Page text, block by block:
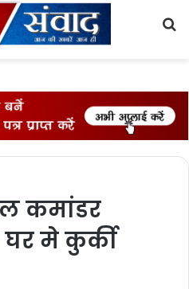
कमांडर
मे कुर्की